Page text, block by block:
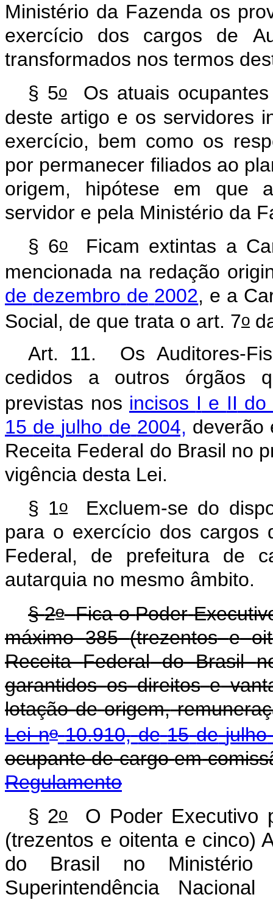
Ministério da Fazenda os
exercício
dos cargos de
transformados nos termos
§ 5o Os atuais ocupantes
deste artigo e os servidores
exercício, bem como os
por permanecer filiados ao
origem,
hipótese em que
a
servidor e pela Ministério da
§ 6o Ficam extintas a
mencionada na redação
de dezembro de 2002, e a
Social, de que trata o art. 7o
Art.
11. Os Auditores-
cedidos
a outros órgãos
previstas nos incisos I e II do
15 de julho de 2004, deverão
Receita Federal do Brasil no
vigência desta Lei.
§ 1o Excluem-se do
para o exercício dos cargos
Federal,
de prefeitura de
autarquia no mesmo âmbito.
§ 2o Fica o Poder
máximo 385 (trezentos e
Receita Federal do Brasil
garantidos os direitos e
lotação de origem,
Lei no 10.910, de 15 de julho
ocupante de cargo em
Regulamento
§ 2oO Poder Executivo
(trezentos e oitenta e cinco)
do Brasil no Ministério
Superintendência